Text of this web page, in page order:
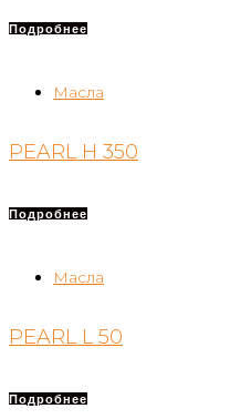
Подробнее
Масла
PEARL H 350
Подробнее
Масла
PEARL L 50
Подробнее